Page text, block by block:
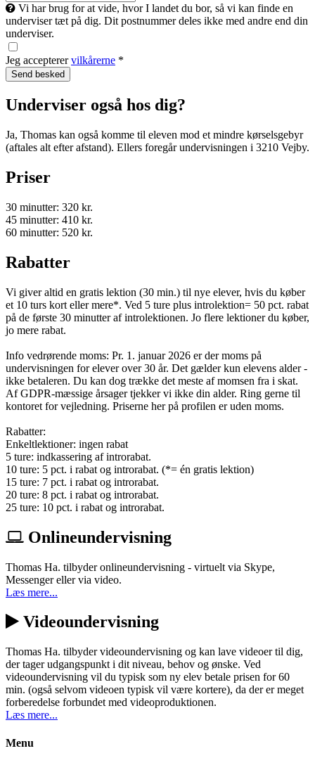
Vi har brug for at vide, hvor I landet du bor, så vi kan finde en
underviser tæt på dig. Dit postnummer deles ikke med andre end din
underviser.
Jeg accepterervilkårerne *
Underviser også hos dig?
Ja, Thomas kan også komme til eleven mod et mindre kørselsgebyr
(aftales alt efter afstand). Ellers foregår undervisningen i 3210 Vejby.
Priser
30 minutter: 320 kr.
45 minutter: 410 kr.
60 minutter: 520 kr.
Rabatter
Vi giver altid en gratis lektion (30 min.) til nye elever, hvis du køber
et 10 turs kort eller mere*. Ved 5 ture plus introlektion= 50 pct. rabat
på de første 30 minutter af introlektionen. Jo flere lektioner du køber,
jo mere rabat.
Info vedrørende moms: Pr. 1. januar 2026 er der moms på
undervisningen for elever over 30 år. Det gælder kun elevens alder -
ikke betaleren. Du kan dog trække det meste af momsen fra i skat.
Af GDPR-mæssige årsager tjekker vi ikke din alder. Ring gerne til
kontoret for vejledning. Priserne her på profilen er uden moms.
Rabatter:
Enkeltlektioner: ingen rabat
5 ture: indkassering af introrabat.
10 ture: 5 pct. i rabat og introrabat. (*= én gratis lektion)
15 ture: 7 pct. i rabat og introrabat.
20 ture: 8 pct. i rabat og introrabat.
25 ture: 10 pct. i rabat og introrabat.
Onlineundervisning
Thomas Ha. tilbyder onlineundervisning - virtuelt via Skype,
Messenger eller via video.
Læs mere...
Videoundervisning
Thomas Ha. tilbyder videoundervisning og kan lave videoer til dig,
der tager udgangspunkt i dit niveau, behov og ønske. Ved
videoundervisning vil du typisk som ny elev betale prisen for 60
min. (også selvom videoen typisk vil være kortere), da der er meget
forberedelse forbundet med videoproduktionen.
Læs mere...
Menu